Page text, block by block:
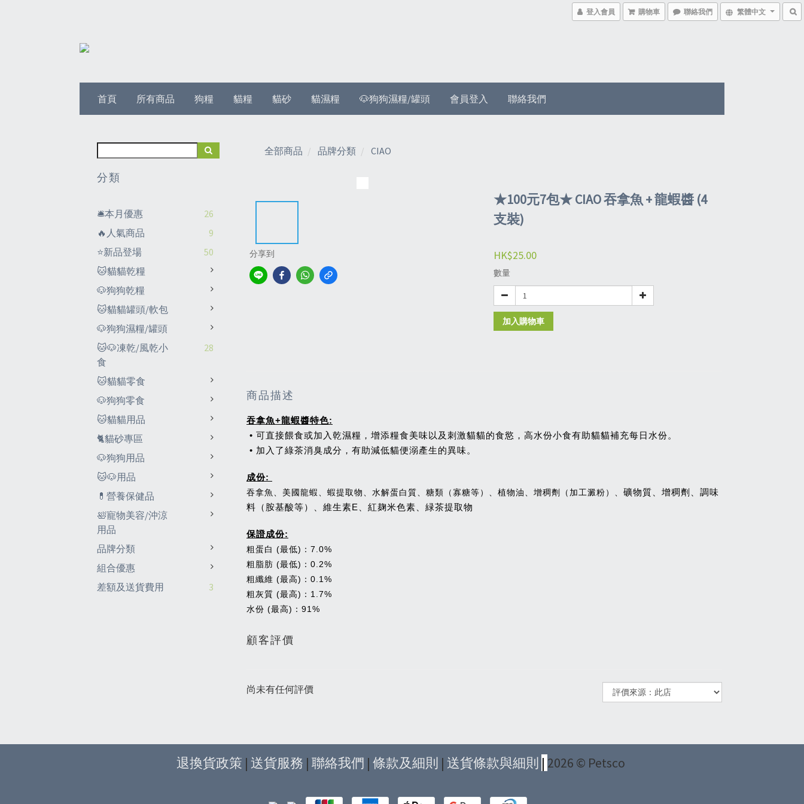
登入會員 購物車 聯絡我們 繁體中文
首頁 所有商品 狗糧 貓糧 貓砂 貓濕糧 🐶狗狗濕糧/罐頭 會員登入 聯絡我們
分類
🛎️本月優惠
26
🔥人氣商品
9
⭐新品登場
50
🐱貓貓乾糧
🐶狗狗乾糧
🐱貓貓罐頭/軟包
🐶狗狗濕糧/罐頭
🐱🐶凍乾/風乾小
食
28
🐱貓貓零食
🐶狗狗零食
🐱貓貓用品
🐈貓砂專區
🐶狗狗用品
🐱🐶用品
💊營養保健品
🛀寵物美容/沖涼
用品
品牌分類
組合優惠
差額及送貨費用
3
全部商品 品牌分類 CIAO
分享到
★100元7包★ CIAO 吞拿魚 + 龍蝦醬 (4
支裝)
HK$25.00
數量
加入購物車
商品描述
吞拿魚+龍蝦醬特色:
• 可直接餵食或加入乾濕糧，增添糧食美味以及刺激貓貓的食慾，高水份小食有助貓貓補充每日水份。
• 加入了綠茶消臭成分，有助減低貓便溺產生的異味。
成份:
吞拿魚、美國龍蝦、蝦提取物、水解蛋白質、糖類（寡糖等）、植物油、增稠劑（加工澱粉）、 礦物質、增稠劑、調味
料（胺基酸等）、維生素E、紅麹米色素、緑茶提取物
保證成份:
粗蛋白 (最低)：7.0%
粗脂肪 (最低)：0.2%
粗纖維 (最高)：0.1%
粗灰質 (最高)：1.7%
水份 (最高)：91%
顧客評價
尚未有任何評價
退換貨政策 | 送貨服務 | 聯絡我們 | 條款及細則 | 送貨條款與細則 | 2026 © Petsco